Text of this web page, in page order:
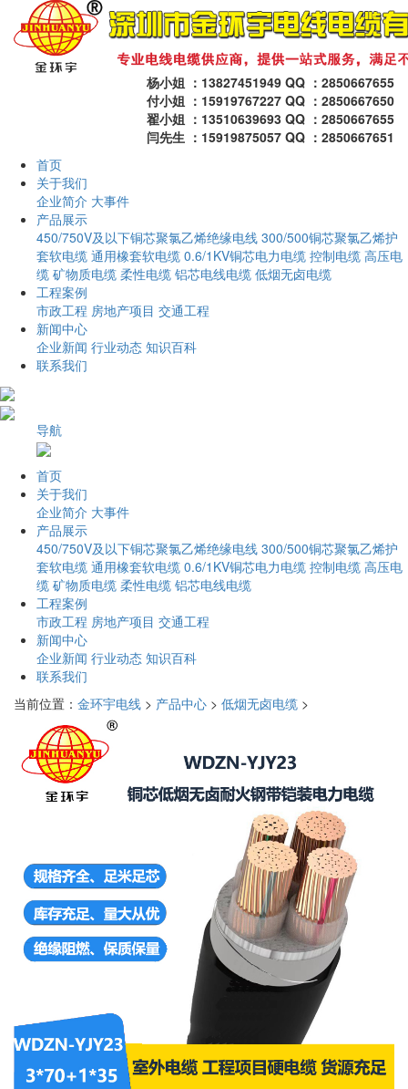
杨小姐 ：13827451949 QQ ：2850667655
付小姐 ：15919767227 QQ ：2850667650
翟小姐 ：13510639693 QQ ：2850667655
闫先生 ：15919875057 QQ ：2850667651
首页
关于我们
企业简介 大事件
产品展示
450/750V及以下铜芯聚氯乙烯绝缘电线 300/500铜芯聚氯乙烯护
套软电缆 通用橡套软电缆 0.6/1KV铜芯电力电缆 控制电缆 高压电
缆 矿物质电缆 柔性电缆 铝芯电线电缆 低烟无卤电缆
工程案例
市政工程 房地产项目 交通工程
新闻中心
企业新闻 行业动态 知识百科
联系我们
导航
首页
关于我们
企业简介 大事件
产品展示
450/750V及以下铜芯聚氯乙烯绝缘电线 300/500铜芯聚氯乙烯护
套软电缆 通用橡套软电缆 0.6/1KV铜芯电力电缆 控制电缆 高压电
缆 矿物质电缆 柔性电缆 铝芯电线电缆
工程案例
市政工程 房地产项目 交通工程
新闻中心
企业新闻 行业动态 知识百科
联系我们
当前位置： 金环宇电线 > 产品中心 > 低烟无卤电缆 >